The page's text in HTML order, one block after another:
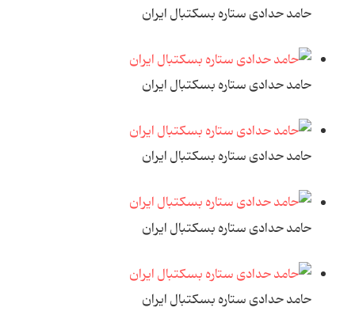
حامد حدادی ستاره بسکتبال ایران
حامد حدادی ستاره بسکتبال ایران
حامد حدادی ستاره بسکتبال ایران
حامد حدادی ستاره بسکتبال ایران
حامد حدادی ستاره بسکتبال ایران